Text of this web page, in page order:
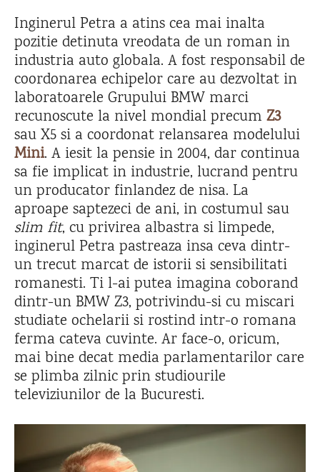
Inginerul Petra a atins cea mai inalta
pozitie detinuta vreodata de un roman in
industria auto globala. A fost responsabil de
coordonarea echipelor care au dezvoltat in
laboratoarele Grupului BMW marci
recunoscute la nivel mondial precum Z3
sau X5 si a coordonat relansarea modelului
Mini. A iesit la pensie in 2004, dar continua
sa fie implicat in industrie, lucrand pentru
un producator finlandez de nisa. La
aproape saptezeci de ani, in costumul sau
slim fit, cu privirea albastra si limpede,
inginerul Petra pastreaza insa ceva dintr-
un trecut marcat de istorii si sensibilitati
romanesti. Ti l-ai putea imagina coborand
dintr-un BMW Z3, potrivindu-si cu miscari
studiate ochelarii si rostind intr-o romana
ferma cateva cuvinte. Ar face-o, oricum,
mai bine decat media parlamentarilor care
se plimba zilnic prin studiourile
televiziunilor de la Bucuresti.